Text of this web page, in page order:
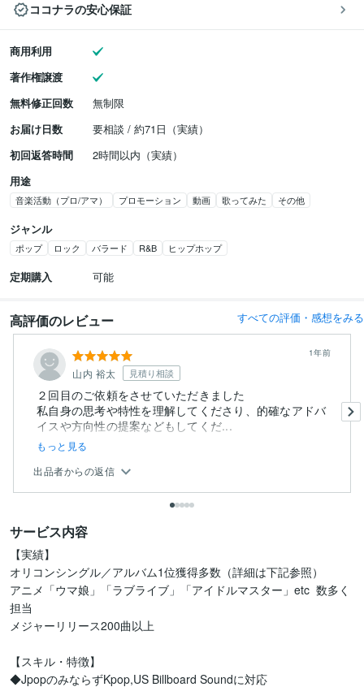
ココナラの安心保証
商用利用
著作権譲渡
無料修正回数
無制限
お届け日数
要相談 / 約71日（実績）
初回返答時間
2時間以内（実績）
用途
音楽活動（プロ/アマ） プロモーション 動画 歌ってみた その他
ジャンル
ポップ ロック バラード R&B ヒップホップ
定期購入 可能
高評価のレビュー すべての評価・感想をみる
山内 裕太 見積り相談
1年前
２回目のご依頼をさせていただきました
私自身の思考や特性を理解してくださり、的確なアドバ
イスや方向性の提案などもしてくだ...
もっと見る
出品者からの返信
サービス内容
【実績】
オリコンシングル／アルバム1位獲得多数（詳細は下記参照）
アニメ「ウマ娘」「ラブライブ」「アイドルマスター」etc  数多く
担当
メジャーリリース200曲以上
【スキル・特徴】
◆JpopのみならずKpop,US Billboard Soundに対応